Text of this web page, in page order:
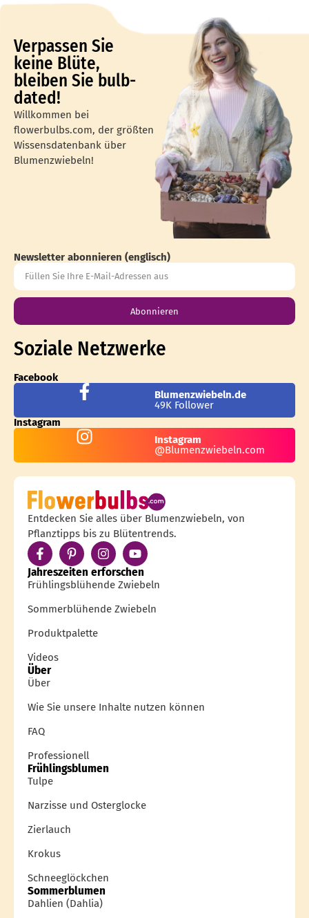
Verpassen Sie
keine Blüte,
bleiben Sie bulb-
dated!
Willkommen bei
flowerbulbs.com, der größten
Wissensdatenbank über
Blumenzwiebeln!
Newsletter abonnieren (englisch)
Abonnieren
Soziale Netzwerke
Facebook
Blumenzwiebeln.de
49K Follower
Instagram
Instagram
@Blumenzwiebeln.com
Entdecken Sie alles über Blumenzwiebeln, von
Pflanztipps bis zu Blütentrends.
Jahreszeiten erforschen
Frühlingsblühende Zwiebeln
Sommerblühende Zwiebeln
Produktpalette
Videos
Über
Über
Wie Sie unsere Inhalte nutzen können
FAQ
Professionell
Frühlingsblumen
Tulpe
Narzisse und Osterglocke
Zierlauch
Krokus
Schneeglöckchen
Sommerblumen
Dahlien (Dahlia)